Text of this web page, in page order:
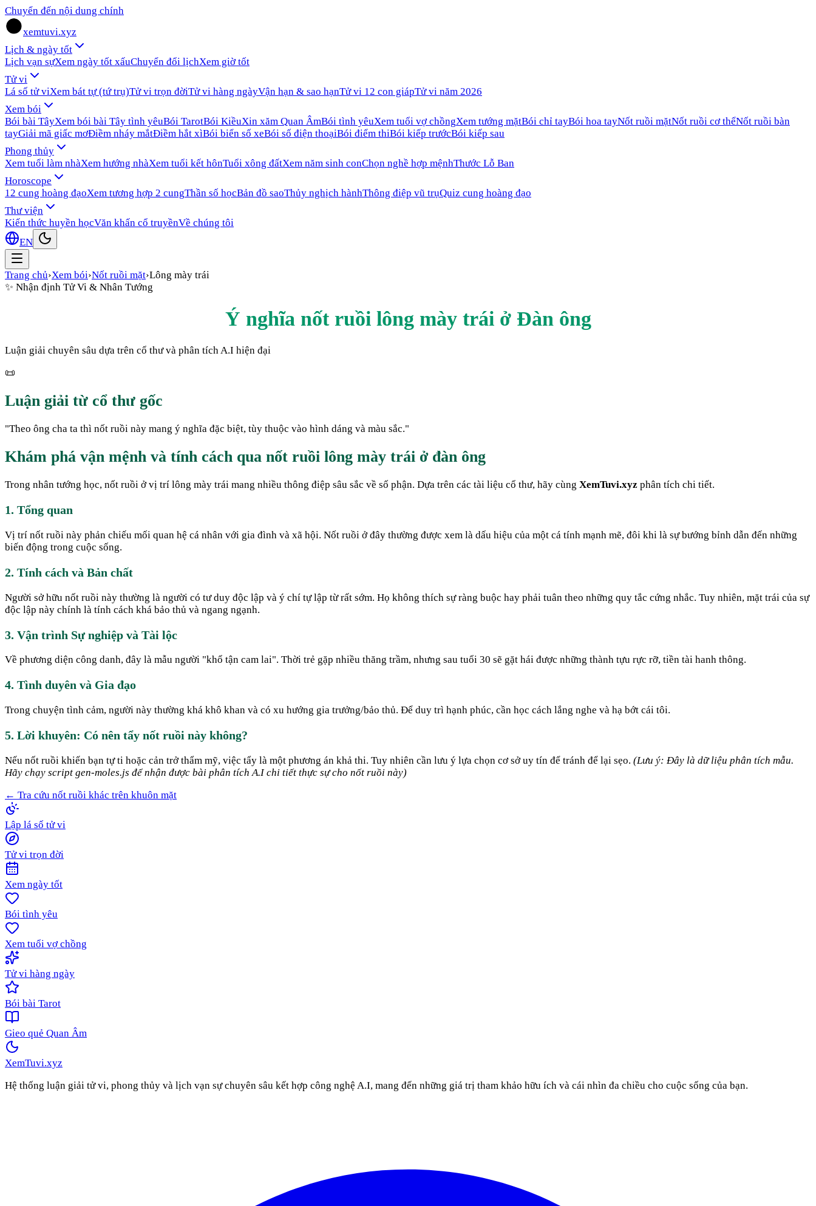
Chuyển đến nội dung chính
xemtuvi.xyz
Lịch & ngày tốt
Lịch vạn sựXem ngày tốt xấuChuyển đổi lịchXem giờ tốt
Tử vi
Lá số tử viXem bát tự (tứ trụ)Tử vi trọn đờiTử vi hàng ngàyVận hạn & sao hạnTử vi 12 con giápTử vi năm 2026
Xem bói
Bói bài TâyXem bói bài Tây tình yêuBói TarotBói KiềuXin xăm Quan ÂmBói tình yêuXem tuổi vợ chồngXem tướng mặtBói chỉ tayBói hoa tayNốt ruồi mặtNốt ruồi cơ thểNốt ruồi bàn
tayGiải mã giấc mơĐiềm nháy mắtĐiềm hắt xìBói biển số xeBói số điện thoạiBói điểm thiBói kiếp trướcBói kiếp sau
Phong thủy
Xem tuổi làm nhàXem hướng nhàXem tuổi kết hônTuổi xông đấtXem năm sinh conChọn nghề hợp mệnhThước Lỗ Ban
Horoscope
12 cung hoàng đạoXem tương hợp 2 cungThần số họcBản đồ saoThủy nghịch hànhThông điệp vũ trụQuiz cung hoàng đạo
Thư viện
Kiến thức huyền họcVăn khấn cổ truyềnVề chúng tôi
EN
Trang chủ›Xem bói›Nốt ruồi mặt›Lông mày trái
✨ Nhận định Tử Vi & Nhân Tướng
Ý nghĩa nốt ruồi lông mày tráiở Đàn ông
Luận giải chuyên sâu dựa trên cổ thư và phân tích A.I hiện đại
📜
Luận giải từ cổ thư gốc
"Theo ông cha ta thì nốt ruồi này mang ý nghĩa đặc biệt, tùy thuộc vào hình dáng và màu sắc."
Khám phá vận mệnh và tính cách qua nốt ruồi lông mày trái ở đàn ông
Trong nhân tướng học, nốt ruồi ở vị trí lông mày trái mang nhiều thông điệp sâu sắc về số phận. Dựa trên các tài liệu cổ thư, hãy cùng XemTuvi.xyz phân tích chi tiết.
1. Tổng quan
Vị trí nốt ruồi này phản chiếu mối quan hệ cá nhân với gia đình và xã hội. Nốt ruồi ở đây thường được xem là dấu hiệu của một cá tính mạnh mẽ, đôi khi là sự bướng bỉnh dẫn đến những
biến động trong cuộc sống.
2. Tính cách và Bản chất
Người sở hữu nốt ruồi này thường là người có tư duy độc lập và ý chí tự lập từ rất sớm. Họ không thích sự ràng buộc hay phải tuân theo những quy tắc cứng nhắc. Tuy nhiên, mặt trái của sự
độc lập này chính là tính cách khá bảo thủ và ngang ngạnh.
3. Vận trình Sự nghiệp và Tài lộc
Về phương diện công danh, đây là mẫu người "khổ tận cam lai". Thời trẻ gặp nhiều thăng trầm, nhưng sau tuổi 30 sẽ gặt hái được những thành tựu rực rỡ, tiền tài hanh thông.
4. Tình duyên và Gia đạo
Trong chuyện tình cảm, người này thường khá khô khan và có xu hướng gia trưởng/bảo thủ. Để duy trì hạnh phúc, cần học cách lắng nghe và hạ bớt cái tôi.
5. Lời khuyên: Có nên tẩy nốt ruồi này không?
Nếu nốt ruồi khiến bạn tự ti hoặc cản trở thẩm mỹ, việc tẩy là một phương án khả thi. Tuy nhiên cần lưu ý lựa chọn cơ sở uy tín để tránh để lại sẹo. (Lưu ý: Đây là dữ liệu phân tích mẫu.
Hãy chạy script gen-moles.js để nhận được bài phân tích A.I chi tiết thực sự cho nốt ruồi này)
← Tra cứu nốt ruồi khác trên khuôn mặt
Lập lá số tử vi
Tử vi trọn đời
Xem ngày tốt
Bói tình yêu
Xem tuổi vợ chồng
Tử vi hàng ngày
Bói bài Tarot
Gieo quẻ Quan Âm
XemTuvi.xyz
Hệ thống luận giải tử vi, phong thủy và lịch vạn sự chuyên sâu kết hợp công nghệ A.I, mang đến những giá trị tham khảo hữu ích và cái nhìn đa chiều cho cuộc sống của bạn.